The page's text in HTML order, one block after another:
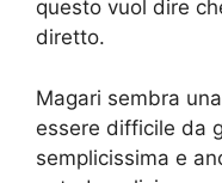
questo vuol dire
diretto.
Magari sembra
essere difficile da
semplicissima e